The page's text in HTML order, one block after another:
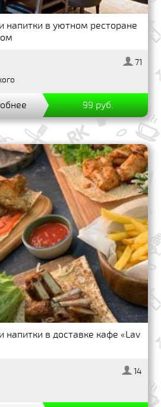
напитки в уютном ресторане
71
99 руб.
в доставке кафе «Lav
14